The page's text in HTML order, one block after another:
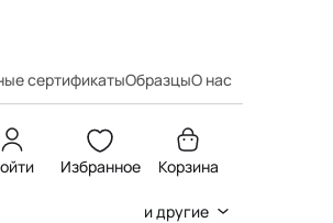
сертификатыОбразцыО нас
Избранное Корзина
и другие